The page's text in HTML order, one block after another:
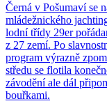
Černá v Pošumaví se
mládežnického
lodní třídy 29er
z 27 zemí. Po
program výrazně
středu se flotila
závodění ale dál
bouřkami.